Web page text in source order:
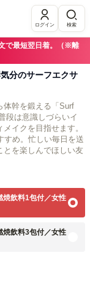
ログイン 検索
で最短翌日着。（※離
分のサーフエクサ
体幹を鍛える「Surf
段は意識しづらいイ
イクを目指せます。
すめ。忙しい毎日を送
とを楽しんでほしい友
焼飲料1包付／女性
焼飲料3包付／女性